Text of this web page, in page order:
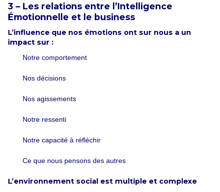
3 – Les relations entre l’Intelligence
Émotionnelle et le business
L’influence que nos émotions ont sur nous a un
impact sur :
Notre comportement
Nos décisions
Nos agissements
Notre ressenti
Notre capacité à réfléchir
Ce que nous pensons des autres
L’environnement social est multiple et complexe